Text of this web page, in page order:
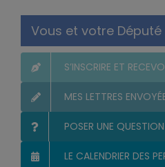
Vous et votre Député
S’INSCRIRE ET
MES LETTRES
POSER UNE
LE CALENDRIER DES